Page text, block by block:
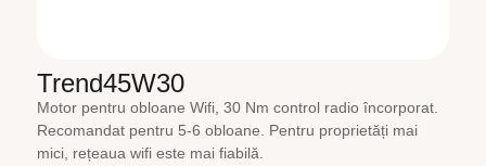
Trend45W30
Motor pentru obloane Wifi, 30 Nm control radio încorporat.
Recomandat pentru 5-6 obloane. Pentru proprietăți mai
mici, rețeaua wifi este mai fiabilă.